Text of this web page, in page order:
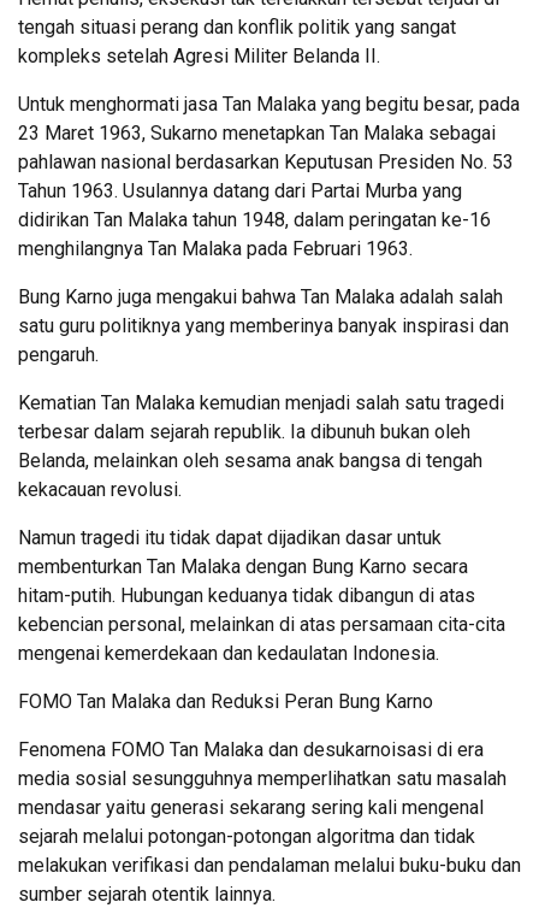
tengah situasi perang dan konflik politik yang sangat
kompleks setelah Agresi Militer Belanda II.
Untuk menghormati jasa Tan Malaka yang begitu besar, pada
23 Maret 1963, Sukarno menetapkan Tan Malaka sebagai
pahlawan nasional berdasarkan Keputusan Presiden No. 53
Tahun 1963. Usulannya datang dari Partai Murba yang
didirikan Tan Malaka tahun 1948, dalam peringatan ke-16
menghilangnya Tan Malaka pada Februari 1963.
Bung Karno juga mengakui bahwa Tan Malaka adalah salah
satu guru politiknya yang memberinya banyak inspirasi dan
pengaruh.
Kematian Tan Malaka kemudian menjadi salah satu tragedi
terbesar dalam sejarah republik. Ia dibunuh bukan oleh
Belanda, melainkan oleh sesama anak bangsa di tengah
kekacauan revolusi.
Namun tragedi itu tidak dapat dijadikan dasar untuk
membenturkan Tan Malaka dengan Bung Karno secara
hitam-putih. Hubungan keduanya tidak dibangun di atas
kebencian personal, melainkan di atas persamaan cita-cita
mengenai kemerdekaan dan kedaulatan Indonesia.
FOMO Tan Malaka dan Reduksi Peran Bung Karno
Fenomena FOMO Tan Malaka dan desukarnoisasi di era
media sosial sesungguhnya memperlihatkan satu masalah
mendasar yaitu generasi sekarang sering kali mengenal
sejarah melalui potongan-potongan algoritma dan tidak
melakukan verifikasi dan pendalaman melalui buku-buku dan
sumber sejarah otentik lainnya.